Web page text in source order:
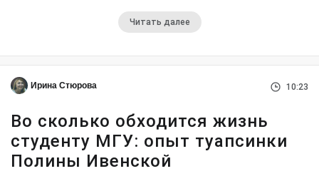
Читать далее
Ирина Стюрова 10:23
Во сколько обходится жизнь
студенту МГУ: опыт туапсинки
Полины Ивенской